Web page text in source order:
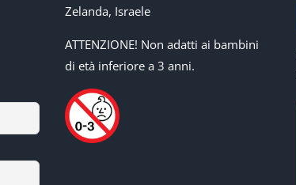
Zelanda, Israele
ATTENZIONE! Non adatti ai bambini
di età inferiore a 3 anni.